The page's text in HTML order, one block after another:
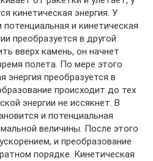
кинетическая энергия. У
и кинетическая
преобразуется в другой.
вверх камень, он начнет
полета. По мере этого
энергия преобразуется в
происходит до тех
энергии не иссякнет. В
и потенциальная
величины. После этого
и преобразование
порядке. Кинетическая